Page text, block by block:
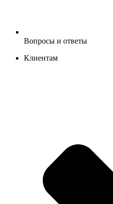
Вопросы и ответы
Клиентам